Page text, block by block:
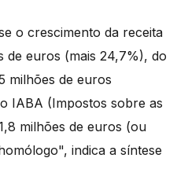
o crescimento da receita
de euros (mais 24,7%), do
milhões de euros
IABA (Impostos sobre as
milhões de euros (ou
indica a síntese